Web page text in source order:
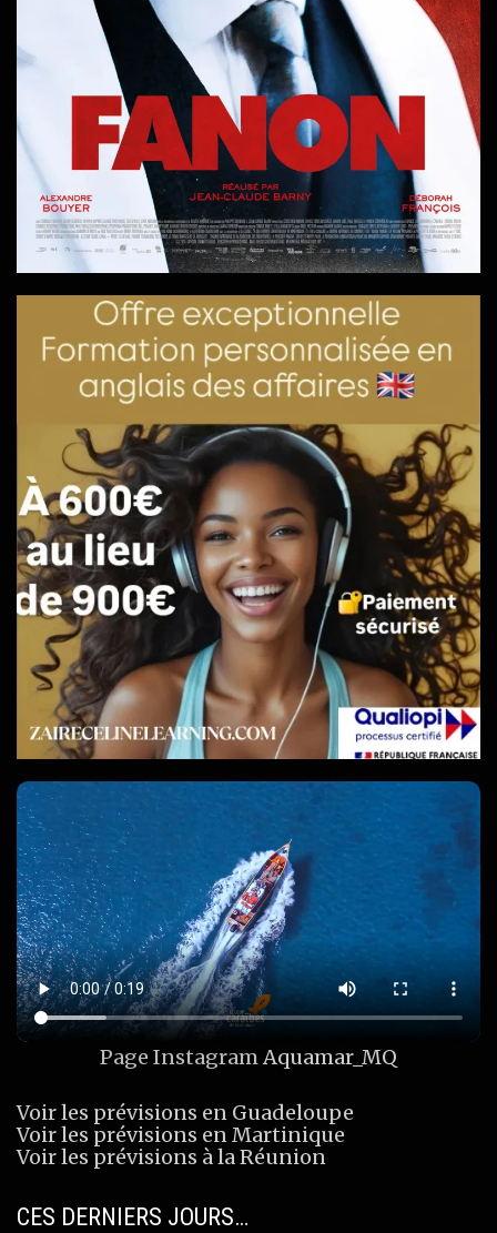
Page InstagramAquamar_MQ
Voir les prévisions en Guadeloupe
Voir les prévisions en Martinique
Voir les prévisions à la Réunion
CES DERNIERS JOURS…